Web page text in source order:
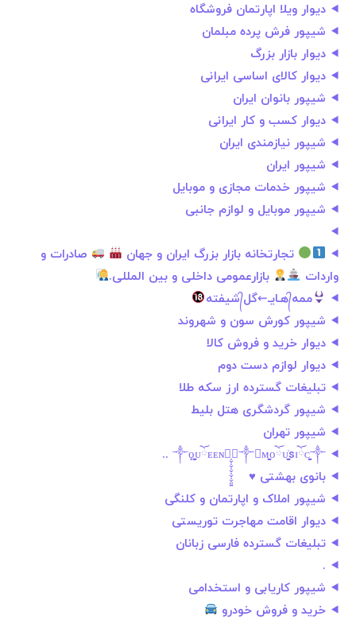
دیوار ویلا اپارتمان فروشگاه
شیپور فرش پرده مبلمان
دیوار بازار بزرگ
دیوار کالای اساسی ایرانی
شیپور بانوان ایران
دیوار کسب و کار ایرانی
شیپور نیازمندی ایران
شیپور ایران
شیپور خدمات مجازی و موبایل
شیپور موبایل و لوازم جانبی
تجارتخانه بازار بزرگ ایران و جهان
صادرات و
واردات
بازارعمومی داخلی و بین المللی.
ممه᭄هـایـ‌⇜گل᭄شیفته
شیپور کورش سون و شهروند
دیوار خرید و فروش کالا
دیوار لوازم دست دوم
تبلیغات گسترده ارز سکه طلا
شیپور گردشگری هتل بلیط
شیپور تهران
༒ϙ̩̬̩̬̩̬̩̬̩̬͈͍ᴜོᴇᴇɴོ̩̬̩̬̩̬̩̬̩̬͈͍＼༒／ᴍ̩̬̩̬̩̬̩͍̬ᴏོᴜ̩̬̩̬̩̬̩̬̩̬̩̬͍̬̍sɪོᴄ̩̬̩̬̩̬̩͍̬༒ ..
بانوی بهشتی ♥️
شیپور املاک و اپارتمان و کلنگی
دیوار اقامت مهاجرت توریستی
تبلیغات گسترده فارسی زبانان
.
شیپور کاریابی و استخدامی
خرید و فروش خودرو